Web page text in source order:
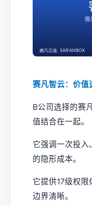
赛凡智云：价值
B公司选择的赛
值结合在一起。
它强调一次投入
的隐形成本。
它提供17级权
边界清晰。